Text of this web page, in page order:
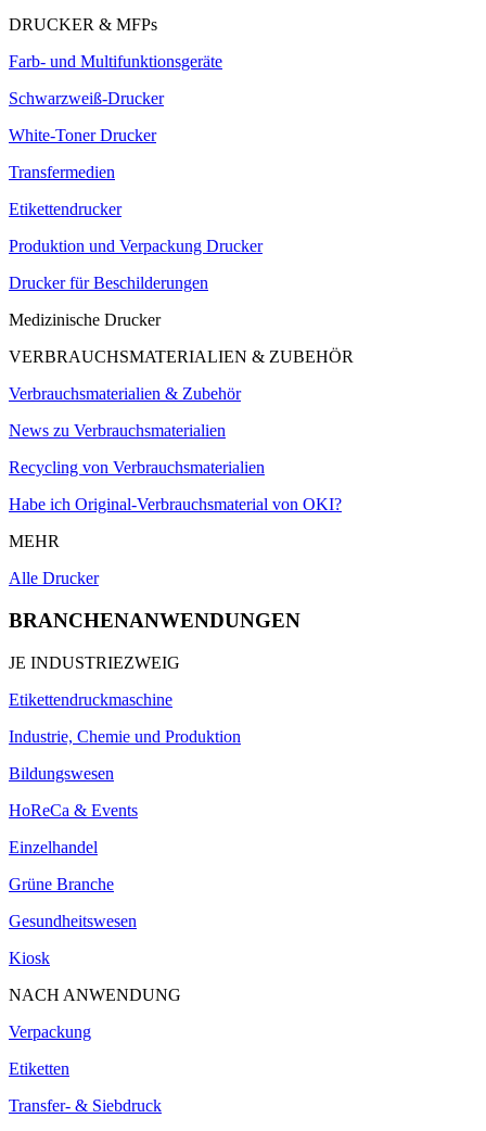
DRUCKER & MFPs
Farb- und Multifunktionsgeräte
Schwarzweiß-Drucker
White-Toner Drucker
Transfermedien
Etikettendrucker
Produktion und Verpackung Drucker
Drucker für Beschilderungen
Medizinische Drucker
VERBRAUCHSMATERIALIEN & ZUBEHÖR
Verbrauchsmaterialien & Zubehör
News zu Verbrauchsmaterialien
Recycling von Verbrauchsmaterialien
Habe ich Original-Verbrauchsmaterial von OKI?
MEHR
Alle Drucker
BRANCHENANWENDUNGEN
JE INDUSTRIEZWEIG
Etikettendruckmaschine
Industrie, Chemie und Produktion
Bildungswesen
HoReCa & Events
Einzelhandel
Grüne Branche
Gesundheitswesen
Kiosk
NACH ANWENDUNG
Verpackung
Etiketten
Transfer- & Siebdruck